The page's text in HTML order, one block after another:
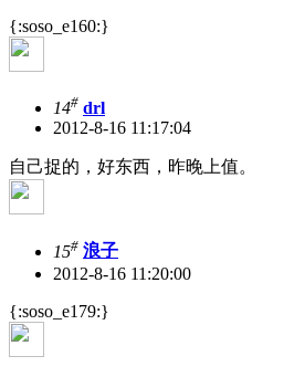
{:soso_e160:}
14# drl
2012-8-16 11:17:04
自己捉的，好东西，昨晚上值。
15# 浪子
2012-8-16 11:20:00
{:soso_e179:}